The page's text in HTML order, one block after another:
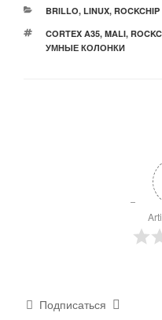
РУБРИКИ
BRILLO, LINUX, ROCKCHIP
МЕТКИ
CORTEX A35, MALI,
УМНЫЕ КОЛОНКИ
Подписаться